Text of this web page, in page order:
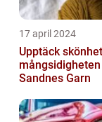
17 april 2024
Upptäck
Sandnes Garn